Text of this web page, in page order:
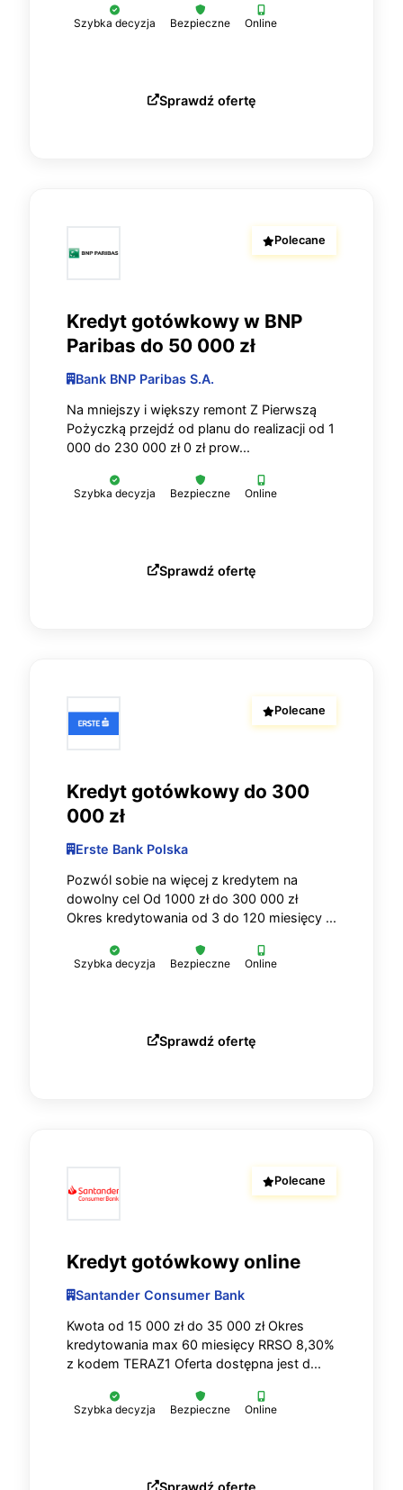
Szybka decyzja Bezpieczne Online
Sprawdź ofertę
Polecane
Kredyt gotówkowy w BNP
Paribas do 50 000 zł
Bank BNP Paribas S.A.
Na mniejszy i większy remont Z Pierwszą
Pożyczką przejdź od planu do realizacji od 1
000 do 230 000 zł 0 zł prow...
Szybka decyzja Bezpieczne Online
Sprawdź ofertę
Polecane
Kredyt gotówkowy do 300
000 zł
Erste Bank Polska
Pozwól sobie na więcej z kredytem na
dowolny cel Od 1000 zł do 300 000 zł
Okres kredytowania od 3 do 120 miesięcy ...
Szybka decyzja Bezpieczne Online
Sprawdź ofertę
Polecane
Kredyt gotówkowy online
Santander Consumer Bank
Kwota od 15 000 zł do 35 000 zł Okres
kredytowania max 60 miesięcy RRSO 8,30%
z kodem TERAZ1 Oferta dostępna jest d...
Szybka decyzja Bezpieczne Online
Sprawdź ofertę